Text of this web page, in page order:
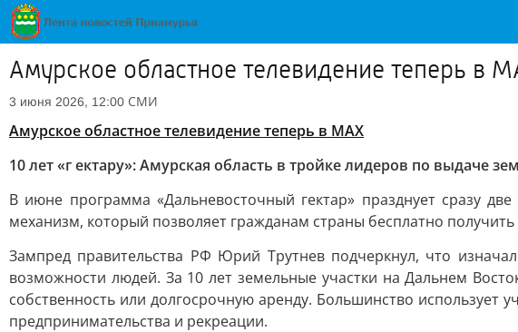
Амурское областное телевидение теперь в
3 июня 2026, 12:00 СМИ
Амурское областное телевидение теперь в МАХ
10 лет «г ектару»: Амурская область в тройке лидеров по выдаче
В июне программа «Дальневосточный гектар» празднует сразу
механизм, который позволяет гражданам страны бесплатно
Зампред правительства РФ Юрий Трутнев подчеркнул, что
возможности людей. За 10 лет земельные участки на Дальнем
собственность или долгосрочную аренду. Большинство использует
предпринимательства и рекреации.